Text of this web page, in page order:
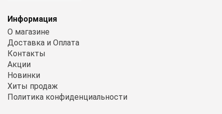
Информация
О магазине
Доставка и Оплата
Контакты
Акции
Новинки
Хиты продаж
Политика конфиденциальности